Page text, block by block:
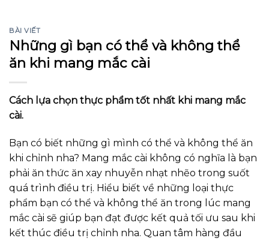
BÀI VIẾT
Những gì bạn có thể và không thể
ăn khi mang mắc cài
Cách lựa chọn thực phẩm tốt nhất khi mang mắc
cài.
Bạn có biết những gì mình có thể và không thể ăn
khi chỉnh nha? Mang mắc cài không có nghĩa là bạn
phải ăn thức ăn xay nhuyễn nhạt nhẽo trong suốt
quá trình điều trị. Hiểu biết về những loại thực
phẩm bạn có thể và không thể ăn trong lúc mang
mắc cài sẽ giúp bạn đạt được kết quả tối ưu sau khi
kết thúc điều trị chỉnh nha. Quan tâm hàng đầu